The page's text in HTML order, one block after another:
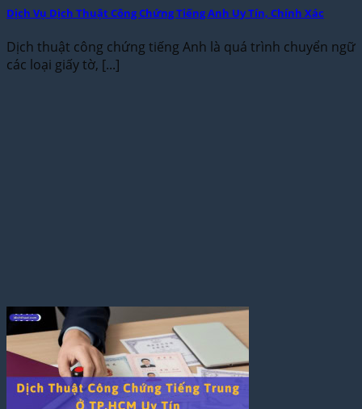
Dịch Vụ Dịch Thuật Công Chứng Tiếng Anh Uy Tín, Chính Xác
Dịch thuật công chứng tiếng Anh là quá trình chuyển ngữ
các loại giấy tờ, [...]